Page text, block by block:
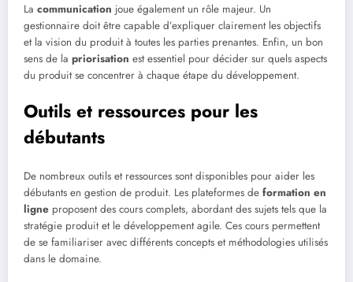
La communication joue également un rôle majeur. Un
gestionnaire doit être capable d’expliquer clairement les objectifs
et la vision du produit à toutes les parties prenantes. Enfin, un bon
sens de la priorisation est essentiel pour décider sur quels aspects
du produit se concentrer à chaque étape du développement.
Outils et ressources pour les
débutants
De nombreux outils et ressources sont disponibles pour aider les
débutants en gestion de produit. Les plateformes de formation en
ligne proposent des cours complets, abordant des sujets tels que la
stratégie produit et le développement agile. Ces cours permettent
de se familiariser avec différents concepts et méthodologies utilisés
dans le domaine.